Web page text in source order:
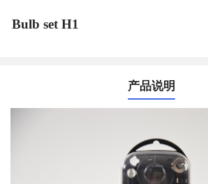
Bulb set H1
产品说明